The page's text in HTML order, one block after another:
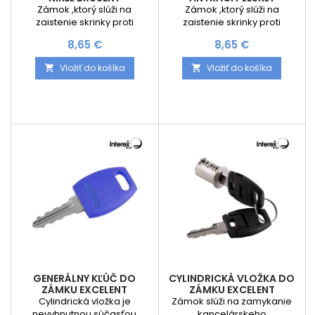
Zámok ,ktorý slúži na
zaistenie skrinky proti
karavanov alebo prívesov.
Obsahuje aj proti kus na
zaistenie
Cena
8,65 €
 Vložiť do košíka
Zámok ,ktorý slúži na
zaistenie skrinky proti
karavanov alebo prívesov.
Obsahuje aj proti kus na
zaistenie
Cena
8,65 €
 Vložiť do košíka
GENERÁLNY KĽÚČ DO
ZÁMKU EXCELENT
Cylindrická vložka je
CYLINDRICKÁ VLOŽKA DO
ZÁMKU EXCELENT
Zámok slúži na zamykanie